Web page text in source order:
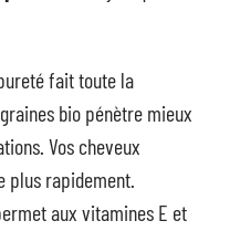
fait toute la
bio pénètre mieux
Vos cheveux
plus rapidement.
aux vitamines E et